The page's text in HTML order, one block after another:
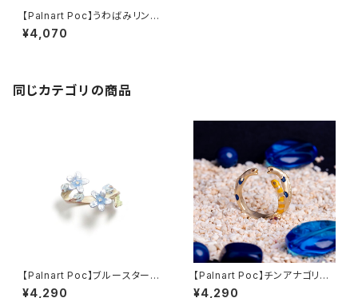
【Palnart Poc】うわばみリン
グ ホワイト
¥4,070
同じカテゴリの商品
【Palnart Poc】ブルースターリ
ング
¥4,290
【Palnart Poc】チンアナゴリン
グ
¥4,290